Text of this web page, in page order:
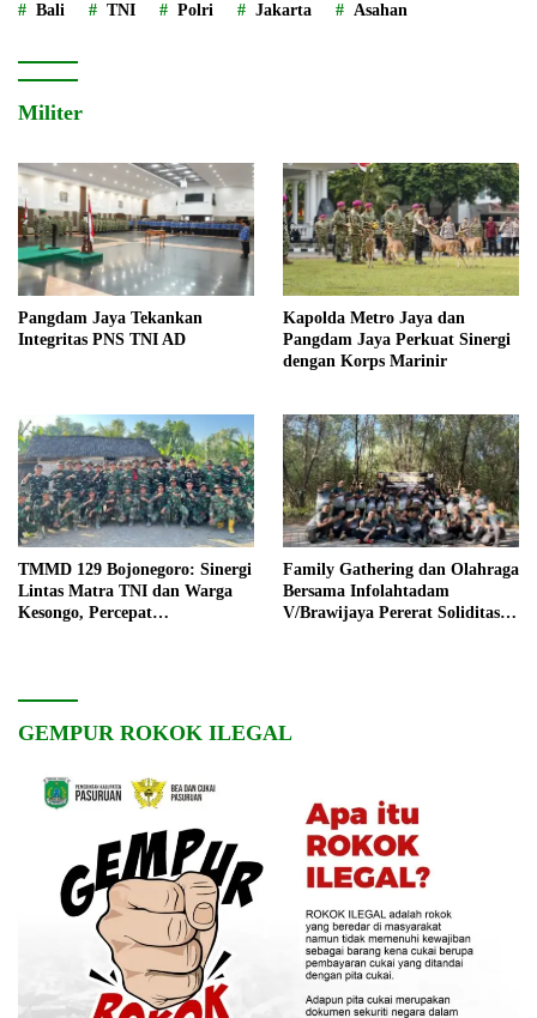
Bali TNI Polri Jakarta Asahan
Militer
Pangdam Jaya Tekankan
Integritas PNS TNI AD
Kapolda Metro Jaya dan
Pangdam Jaya Perkuat Sinergi
dengan Korps Marinir
TMMD 129 Bojonegoro: Sinergi
Lintas Matra TNI dan Warga
Kesongo, Percepat
Family Gathering dan Olahraga
Bersama Infolahtadam
V/Brawijaya Pererat Soliditas
GEMPUR ROKOK ILEGAL